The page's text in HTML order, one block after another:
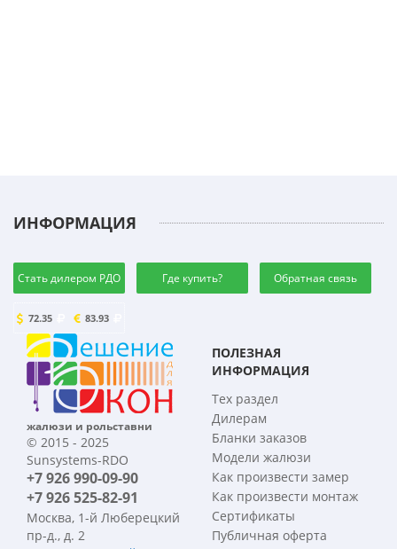
ИНФОРМАЦИЯ
Стать дилером РДО Где купить? Обратная связь
72.35 83.93
жалюзи и рольставни
© 2015 - 2025
Sunsystems-RDO
+7 926 990-09-90
+7 926 525-82-91
Москва, 1-й Люберецкий
пр-д., д. 2
ПОЛЕЗНАЯ
ИНФОРМАЦИЯ
Тех раздел
Дилерам
Бланки заказов
Модели жалюзи
Как произвести замер
Как произвести монтаж
Сертификаты
Публичная оферта